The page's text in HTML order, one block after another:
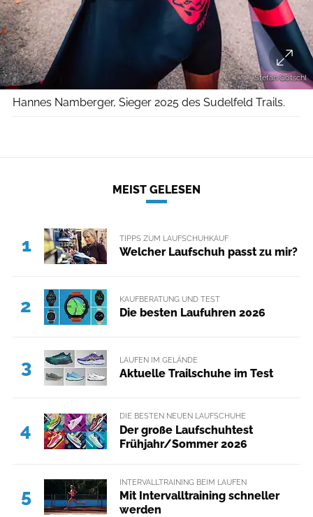
Stefan Götschl
Hannes Namberger, Sieger 2025 des Sudelfeld Trails.
MEIST GELESEN
1 TIPPS ZUM LAUFSCHUHKAUF
Welcher Laufschuh passt zu mir?
2 KAUFBERATUNG UND TEST
Die besten Laufuhren 2026
3 LAUFEN IM GELÄNDE
Aktuelle Trailschuhe im Test
4
DIE BESTEN NEUEN LAUFSCHUHE
Der große Laufschuhtest
Frühjahr/Sommer 2026
5
INTERVALLTRAINING BEIM LAUFEN
Mit Intervalltraining schneller
werden